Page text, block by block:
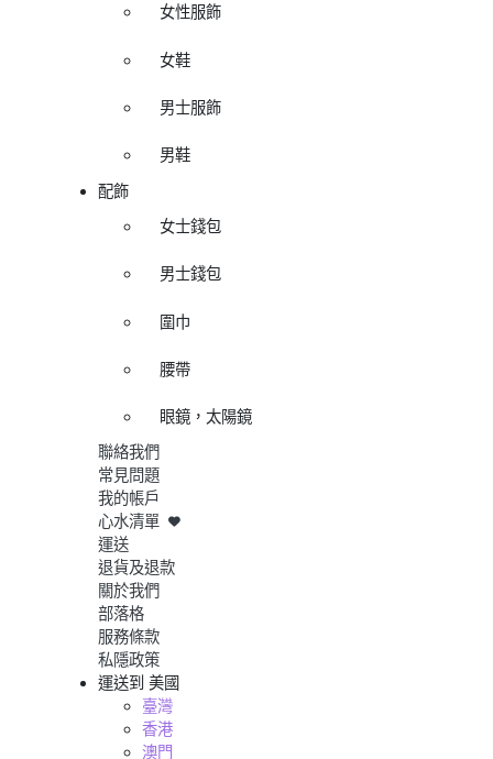
女性服飾
女鞋
男士服飾
男鞋
配飾
女士錢包
男士錢包
圍巾
腰帶
眼鏡，太陽鏡
聯絡我們
常見問題
我的帳戶
心水清單
運送
退貨及退款
關於我們
部落格
服務條款
私隱政策
運送到 美國
臺灣
香港
澳門